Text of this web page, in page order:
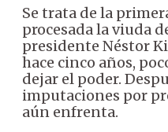
Se trata de la
procesada la viuda
presidente Néstor
hace cinco años,
dejar el poder.
imputaciones por
aún enfrenta.